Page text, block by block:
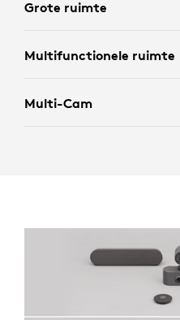
Grote ruimte
Multifunctionele ruimte
Multi-Cam